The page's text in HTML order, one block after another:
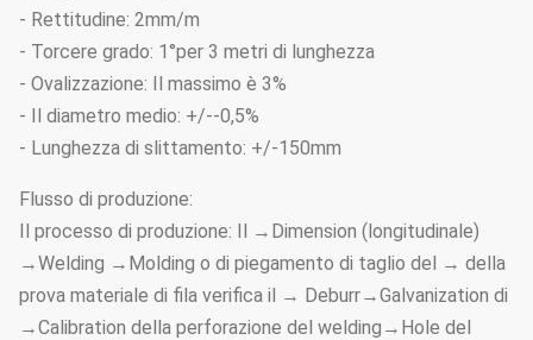
- Rettitudine: 2mm/m
- Torcere grado: 1°per 3 metri di lunghezza
- Ovalizzazione: Il massimo è 3%
- Il diametro medio: +/--0,5%
- Lunghezza di slittamento: +/-150mm
Flusso di produzione:
Il processo di produzione: Il →Dimension (longitudinale)
→Welding →Molding o di piegamento di taglio del → della
prova materiale di fila verifica il → Deburr→Galvanization di
→Calibration della perforazione del welding→Hole del